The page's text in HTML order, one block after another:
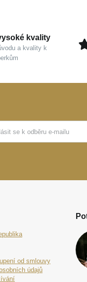
kvality
a kvality k
od smlouvy
údajů